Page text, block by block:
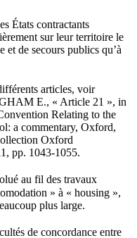
États contractants
sur leur territoire le
et de secours publics qu’à
articles, voir
E., « Article 21 », in
Relating to the
a commentary, Oxford,
Oxford
pp. 1043-1055.
au fil des travaux
» à « housing »,
plus large.
de concordance entre